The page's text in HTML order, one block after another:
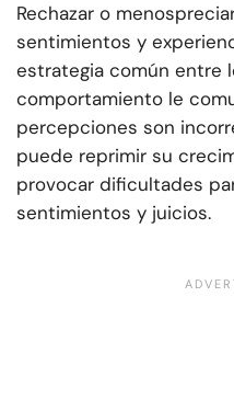
Rechazar o
sentimientos y
estrategia común entre
comportamiento le
percepciones son
puede reprimir su
provocar dificultades
sentimientos y juicios.